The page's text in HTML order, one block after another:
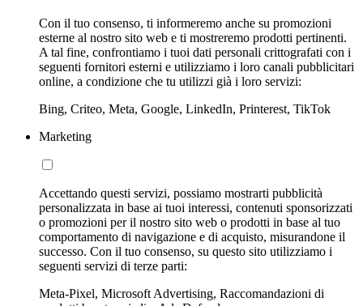
Con il tuo consenso, ti informeremo anche su promozioni
esterne al nostro sito web e ti mostreremo prodotti pertinenti.
A tal fine, confrontiamo i tuoi dati personali crittografati con i
seguenti fornitori esterni e utilizziamo i loro canali pubblicitari
online, a condizione che tu utilizzi già i loro servizi:
Bing, Criteo, Meta, Google, LinkedIn, Printerest, TikTok
Marketing
Accettando questi servizi, possiamo mostrarti pubblicità
personalizzata in base ai tuoi interessi, contenuti sponsorizzati
o promozioni per il nostro sito web o prodotti in base al tuo
comportamento di navigazione e di acquisto, misurandone il
successo. Con il tuo consenso, su questo sito utilizziamo i
seguenti servizi di terze parti:
Meta-Pixel, Microsoft Advertising, Raccomandazioni di